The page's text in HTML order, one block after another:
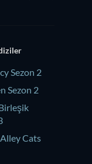
Sezon 2
Sezon 2
Cats